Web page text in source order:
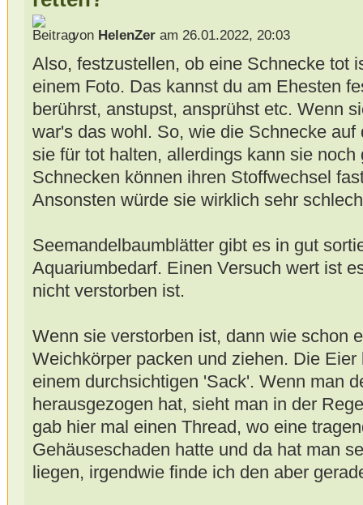
von HelenZeram 26.01.2022, 20:03
Also, festzustellen, ob eine Schnecke tot
einem Foto. Das kannst du am Ehesten
berührst, anstupst, ansprühst etc. Wenn
war's das wohl. So, wie die Schnecke
sie für tot halten, allerdings kann sie
Schnecken können ihren Stoffwechsel
Ansonsten würde sie wirklich sehr
Seemandelbaumblätter gibt es in gut
Aquariumbedarf. Einen Versuch wert ist
nicht verstorben ist.
Wenn sie verstorben ist, dann wie schon
Weichkörper packen und ziehen. Die
einem durchsichtigen 'Sack'. Wenn man
herausgezogen hat, sieht man in der
gab hier mal einen Thread, wo eine
Gehäuseschaden hatte und da hat man
liegen, irgendwie finde ich den aber